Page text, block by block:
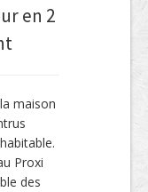
en 2
maison
Proxi
des